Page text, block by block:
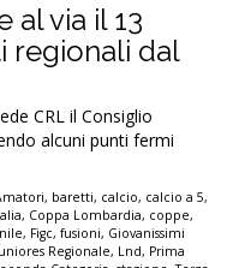
al via il 13
regionali dal
CRL il Consiglio
alcuni punti fermi
, baretti, calcio, calcio a 5,
, Coppa Lombardia, coppe,
, Figc, fusioni, Giovanissimi
Regionale, Lnd, Prima